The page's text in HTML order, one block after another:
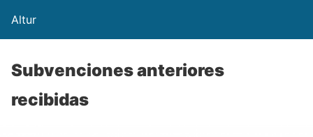
Altur
Subvenciones anteriores
recibidas